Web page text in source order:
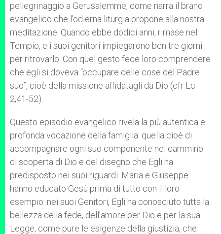
pellegrinaggio a Gerusalemme, come narra il brano
evangelico che l’odierna liturgia propone alla nostra
meditazione. Quando ebbe dodici anni, rimase nel
Tempio, e i suoi genitori impiegarono ben tre giorni
per ritrovarlo. Con quel gesto fece loro comprendere
che egli si doveva “occupare delle cose del Padre
suo”, cioè della missione affidatagli da Dio (cfr Lc
2,41-52).
Questo episodio evangelico rivela la più autentica e
profonda vocazione della famiglia: quella cioè di
accompagnare ogni suo componente nel cammino
di scoperta di Dio e del disegno che Egli ha
predisposto nei suoi riguardi. Maria e Giuseppe
hanno educato Gesù prima di tutto con il loro
esempio: nei suoi Genitori, Egli ha conosciuto tutta la
bellezza della fede, dell’amore per Dio e per la sua
Legge, come pure le esigenze della giustizia, che